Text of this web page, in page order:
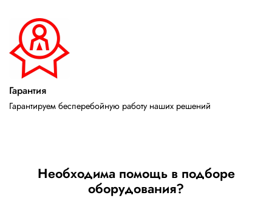
Гарантия
Гарантируем бесперебойную работу наших решений
Необходима помощь в подборе
оборудования?